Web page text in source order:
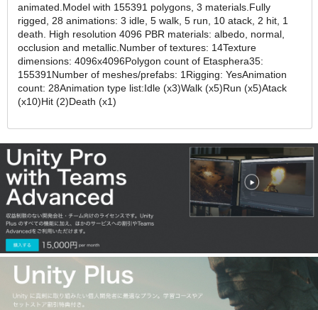
animated.Model with 155391 polygons, 3 materials.Fully
rigged, 28 animations: 3 idle, 5 walk, 5 run, 10 atack, 2 hit, 1
death.️ High resolution 4096 PBR materials: albedo, normal,
occlusion and metallic.Number of textures: 14Texture
dimensions: 4096x4096Polygon count of Etasphera35:
155391Number of meshes/prefabs: 1Rigging: YesAnimation
count: 28Animation type list:Idle (x3)Walk (x5)Run (x5)Atack
(x10)Hit (2)Death (x1)